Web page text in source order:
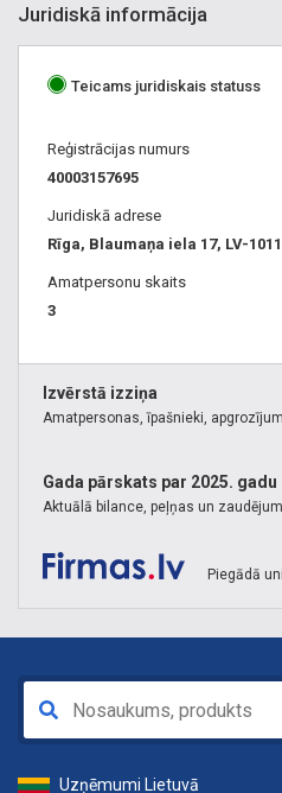
Juridiskā informācija
Teicams juridiskais statuss
Reģistrācijas numurs
40003157695
Juridiskā adrese
Rīga, Blaumaņa iela 17, LV-1011
Amatpersonu skaits
3
Izvērstā izziņa
Amatpersonas, īpašnieki,
Gada pārskats par 2025. gadu
Aktuālā bilance, peļņas un
Piegādā
Uzņēmumi Lietuvā